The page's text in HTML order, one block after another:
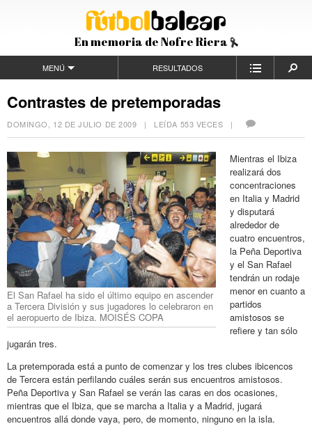
En memoria de Nofre Riera
MENÚ RESULTADOS
Contrastes de pretemporadas
DOMINGO, 12 DE JULIO DE 2009 | LEÍDA 553 VECES |
El San Rafael ha sido el último equipo en ascender
a Tercera División y sus jugadores lo celebraron en
el aeropuerto de Ibiza. MOISÉS COPA
Mientras el Ibiza
realizará dos
concentraciones
en Italia y Madrid
y disputará
alrededor de
cuatro encuentros,
la Peña Deportiva
y el San Rafael
tendrán un rodaje
menor en cuanto a
partidos
amistosos se
refiere y tan sólo
jugarán tres.
La pretemporada está a punto de comenzar y los tres clubes ibicencos
de Tercera están perfilando cuáles serán sus encuentros amistosos.
Peña Deportiva y San Rafael se verán las caras en dos ocasiones,
mientras que el Ibiza, que se marcha a Italia y a Madrid, jugará
encuentros allá donde vaya, pero, de momento, ninguno en la isla.